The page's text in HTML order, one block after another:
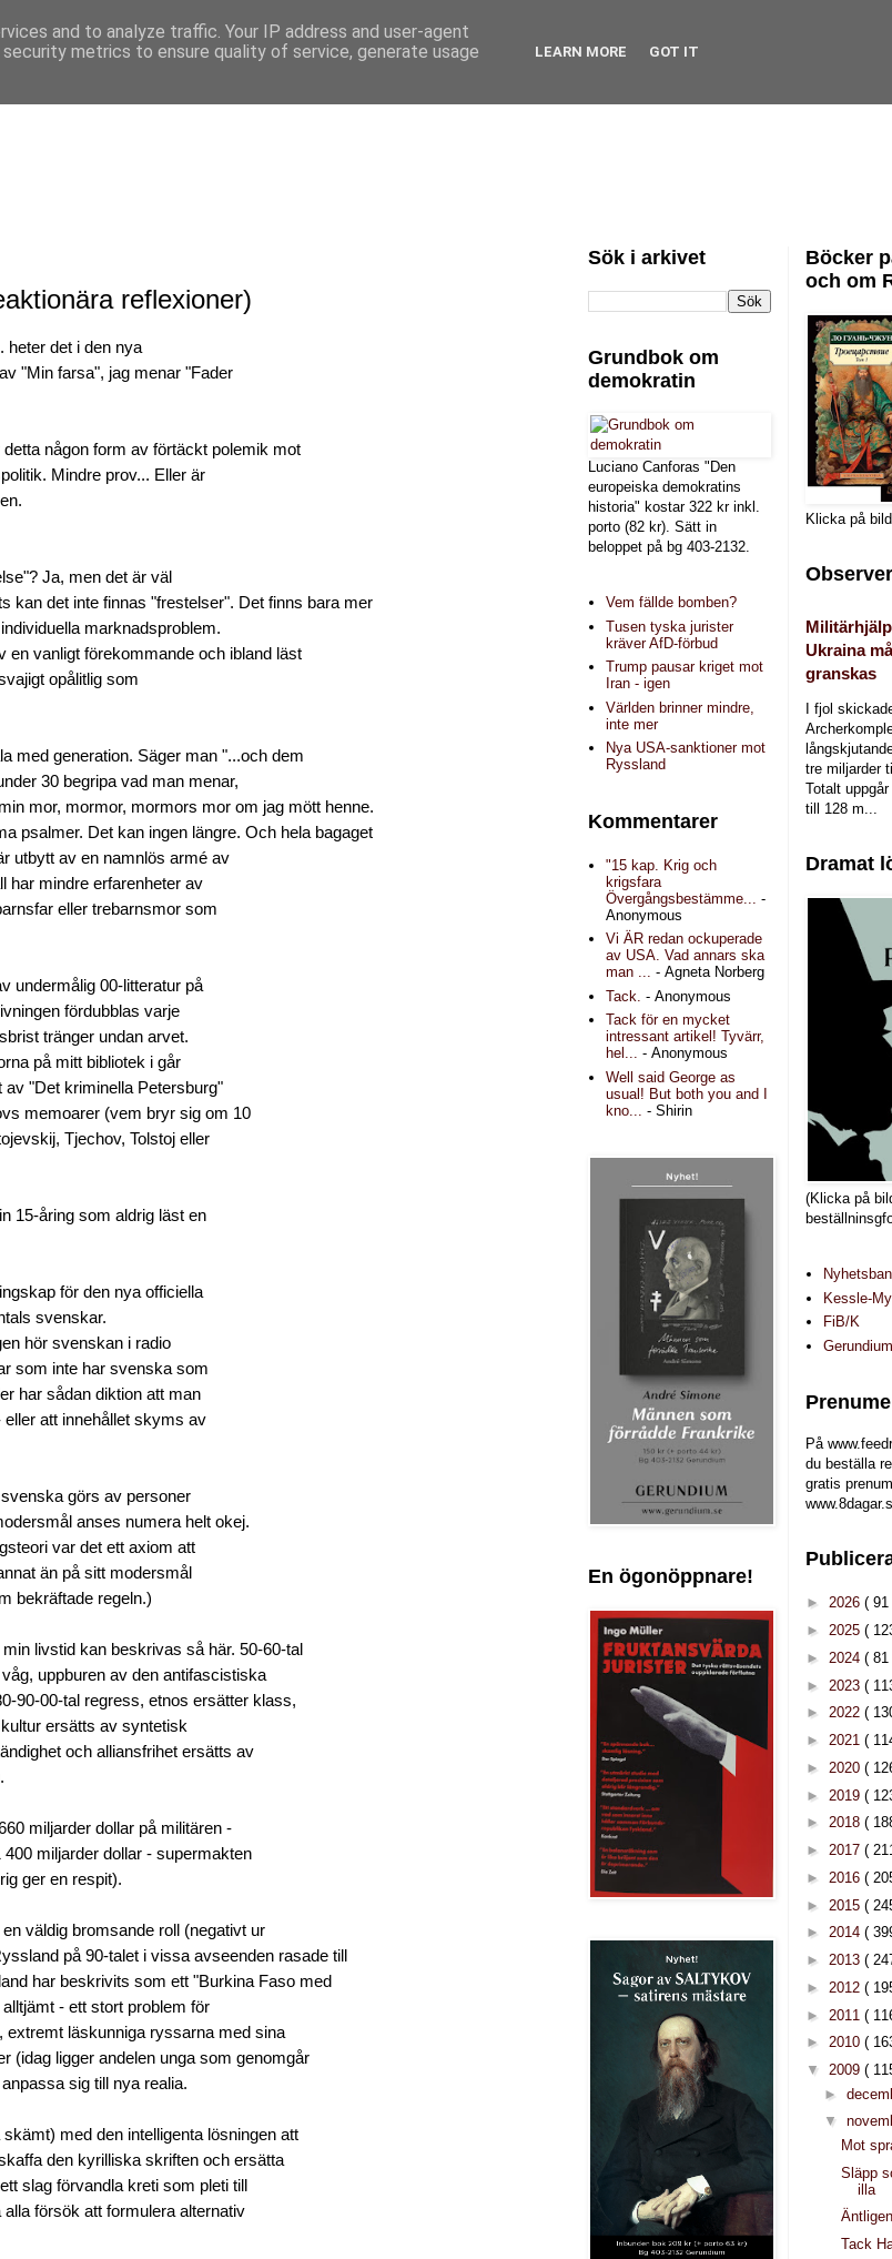
reflexioner)
heter det i den nya
"Min farsa", jag menar "Fader
någon form av förtäckt polemik mot
Mindre prov... Eller är
Ja, men det är väl
kan det inte finnas "frestelser". Det finns bara mer
marknadsproblem.
en vanligt förekommande och ibland läst
opålitlig som
med generation. Säger man "...och dem
30 begripa vad man menar,
mor, mormor, mormors mor om jag mött henne.
psalmer. Det kan ingen längre. Och hela bagaget
utbytt av en namnlös armé av
har mindre erfarenheter av
eller trebarnsmor som
undermålig 00-litteratur på
fördubblas varje
tränger undan arvet.
på mitt bibliotek i går
av "Det kriminella Petersburg"
memoarer (vem bryr sig om 10
Tjechov, Tolstoj eller
15-åring som aldrig läst en
för den nya officiella
svenskar.
hör svenskan i radio
som inte har svenska som
har sådan diktion att man
att innehållet skyms av
görs av personer
anses numera helt okej.
var det ett axiom att
än på sitt modersmål
bekräftade regeln.)
livstid kan beskrivas så här. 50-60-tal
uppburen av den antifascistiska
90-00-tal regress, etnos ersätter klass,
ersätts av syntetisk
och alliansfrihet ersätts av
miljarder dollar på militären -
miljarder dollar - supermakten
ger en respit).
väldig bromsande roll (negativt ur
på 90-talet i vissa avseenden rasade till
har beskrivits som ett "Burkina Faso med
- ett stort problem för
extremt läskunniga ryssarna med sina
(idag ligger andelen unga som genomgår
sig till nya realia.
med den intelligenta lösningen att
den kyrilliska skriften och ersätta
slag förvandla kreti som pleti till
försök att formulera alternativ
Sök i arkivet
Grundbok om
demokratin
Luciano Canforas "Den
europeiska demokratins
historia" kostar 322 kr inkl.
porto (82 kr). Sätt in
beloppet på bg 403-2132.
Vem fällde bomben?
Tusen tyska jurister
kräver AfD-förbud
Trump pausar kriget mot
Iran - igen
Världen brinner mindre,
inte mer
Nya USA-sanktioner mot
Ryssland
Kommentarer
"15 kap. Krig och
krigsfara
Övergångsbestämme...
-
Anonymous
Vi ÄR redan ockuperade
av USA. Vad annars ska
man ... - Agneta Norberg
Tack. - Anonymous
Tack för en mycket
intressant artikel! Tyvärr,
hel... - Anonymous
Well said George as
usual! But both you and I
kno...
- Shirin
En ögonöppnare!
Böcker
och om
Klicka på
Ukraina
granskas
I fjol
tre miljarder
Totalt
till 128 m...
Dramat
(Klicka på
Kessle-
FiB/K
På
du beställa
gratis
► 2026 ( 91
► 2025 (
► 2024 ( 81
► 2023 (
► 2022 (
► 2021 (
► 2020 (
► 2019 (
► 2018 (
► 2017 (
► 2016 (
► 2015 (
► 2014 (
► 2013 (
► 2012 (
► 2011 (
► 2010 (
▼ 2009 (
►
▼
Mot
Släpp
illa
Tack
and to analyze traffic. Your IP address and user-agent
metrics to ensure quality of service, generate usage
LEARN MORE GOT IT